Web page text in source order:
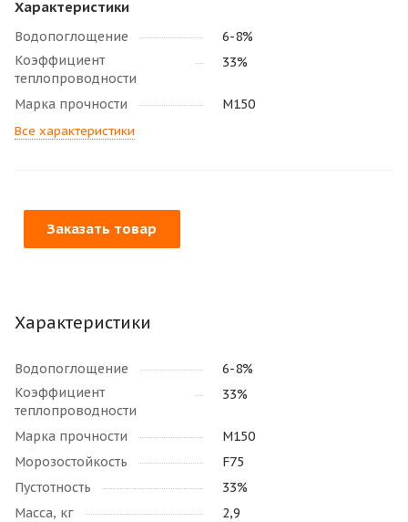
Характеристики
Водопоглощение
6-8%
Коэффициент
теплопроводности
33%
Марка прочности М150
Все характеристики
Заказать товар
Характеристики
Водопоглощение
6-8%
Коэффициент
теплопроводности
33%
Марка прочности
М150
Морозостойкость
F75
Пустотность
33%
Масса, кг
2,9